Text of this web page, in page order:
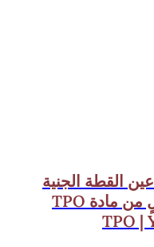
القطة الجنية
بالجملة، طلاء أظافر خالٍ من مادة TPO